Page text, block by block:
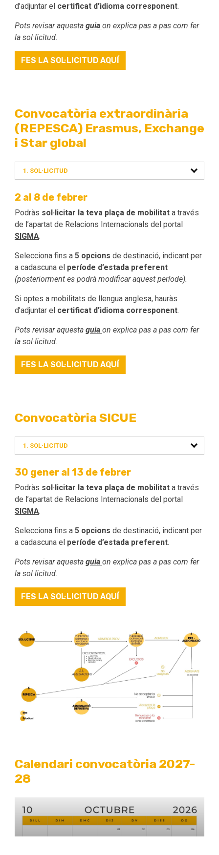
d’adjuntar el certificat d’idioma corresponent.
Pots revisar aquesta guia on explica pas a pas com fer
la sol·licitud.
FES LA SOL·LICITUD AQUÍ
Convocatòria extraordinària
(REPESCA) Erasmus, Exchange
i Star global
1. SOL·LICITUD
2 al 8 de febrer
Podràs sol·licitar la teva plaça de mobilitat a través
de l’apartat de Relacions Internacionals del portal
SIGMA.
Selecciona fins a 5 opcions de destinació, indicant per
a cadascuna el període d’estada preferent
(posteriorment es podrà modificar aquest període).
Si optes a mobilitats de llengua anglesa, hauràs
d’adjuntar el certificat d’idioma corresponent.
Pots revisar aquesta guia on explica pas a pas com fer
la sol·licitud.
FES LA SOL·LICITUD AQUÍ
Convocatòria SICUE
1. SOL·LICITUD
30 gener al 13 de febrer
Podràs sol·licitar la teva plaça de mobilitat a través
de l’apartat de Relacions Internacionals del portal
SIGMA.
Selecciona fins a 5 opcions de destinació, indicant per
a cadascuna el període d’estada preferent.
Pots revisar aquesta guia on explica pas a pas com fer
la sol·licitud.
FES LA SOL·LICITUD AQUÍ
Calendari convocatòria 2027-
28